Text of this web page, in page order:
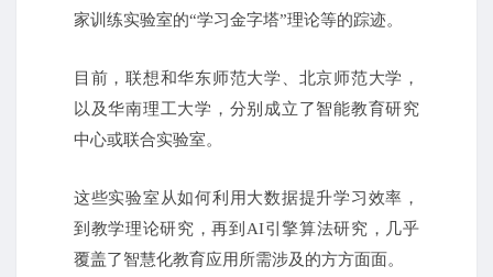
家训练实验室的“学习金字塔”理论等的踪迹。
目前，联想和华东师范大学、北京师范大学，
以及华南理工大学，分别成立了智能教育研究
中心或联合实验室。
这些实验室从如何利用大数据提升学习效率，
到教学理论研究，再到AI引擎算法研究，几乎
覆盖了智慧化教育应用所需涉及的方方面面。